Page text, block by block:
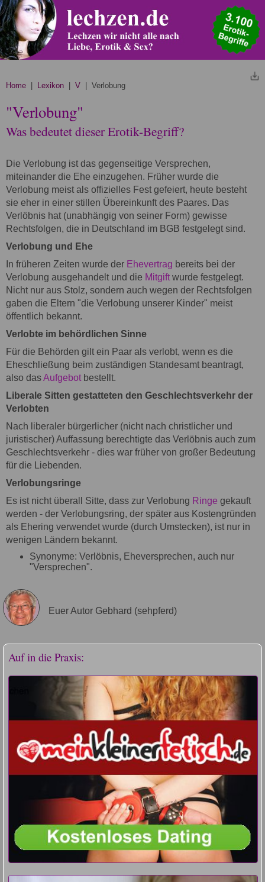
Home Lexikon V | Verlobung
"Verlobung"
Was bedeutet dieser Erotik-Begriff?
Die Verlobung ist das gegenseitige Versprechen,
miteinander die Ehe einzugehen. Früher wurde die
Verlobung meist als offizielles Fest gefeiert, heute besteht
sie eher in einer stillen Übereinkunft des Paares. Das
Verlöbnis hat (unabhängig von seiner Form) gewisse
Rechtsfolgen, die in Deutschland im BGB festgelegt sind.
Verlobung und Ehe
In früheren Zeiten wurde der Ehevertrag bereits bei der
Verlobung ausgehandelt und die Mitgiftwurde festgelegt.
Nicht nur aus Stolz, sondern auch wegen der Rechtsfolgen
gaben die Eltern "die Verlobung unserer Kinder" meist
öffentlich bekannt.
Verlobte im behördlichen Sinne
Für die Behörden gilt ein Paar als verlobt, wenn es die
Eheschließung beim zuständigen Standesamt beantragt,
also dasAufgebotbestellt.
Liberale Sitten gestatteten den Geschlechtsverkehr der
Verlobten
Nach liberaler bürgerlicher (nicht nach christlicher und
juristischer) Auffassung berechtigte das Verlöbnis auch zum
Geschlechtsverkehr - dies war früher von großer Bedeutung
für die Liebenden.
Verlobungsringe
Es ist nicht überall Sitte, dass zur Verlobung Ringe gekauft
werden - der Verlobungsring, der später aus Kostengründen
als Ehering verwendet wurde (durch Umstecken), ist nur in
wenigen Ländern bekannt.
Synonyme: Verlöbnis, Eheversprechen, auch nur
"Versprechen".
Euer Autor Gebhard (sehpferd)
Auf in die Praxis: